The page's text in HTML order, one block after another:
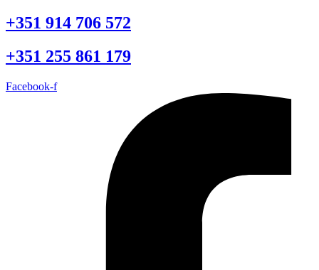
+351 914 706 572
+351 255 861 179
Facebook-f